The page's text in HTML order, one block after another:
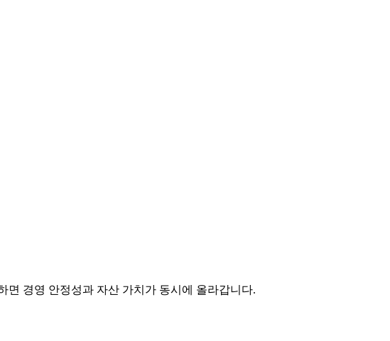
면 경영 안정성과 자산 가치가 동시에 올라갑니다.